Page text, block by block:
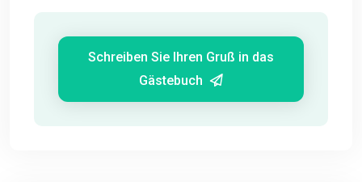
Schreiben Sie Ihren Gruß in das
Gästebuch